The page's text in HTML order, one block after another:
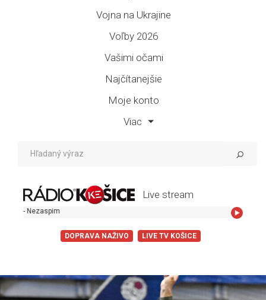
Vojna na Ukrajine
Voľby 2026
Vašimi očami
Najčítanejšie
Moje konto
Viac
Live stream
DOPRAVA NAŽIVO LIVE TV KOŠICE